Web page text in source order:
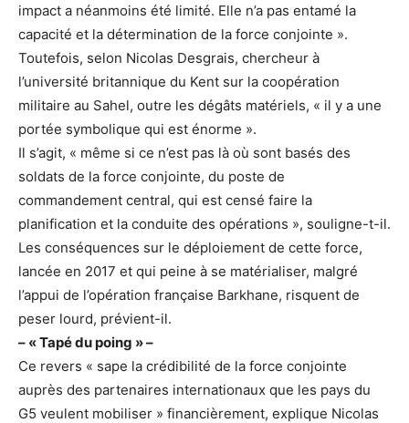
impact a néanmoins été limité. Elle n’a pas entamé la
capacité et la détermination de la force conjointe ».
Toutefois, selon Nicolas Desgrais, chercheur à
l’université britannique du Kent sur la coopération
militaire au Sahel, outre les dégâts matériels, « il y a une
portée symbolique qui est énorme ».
Il s’agit, « même si ce n’est pas là où sont basés des
soldats de la force conjointe, du poste de
commandement central, qui est censé faire la
planification et la conduite des opérations », souligne-t-il.
Les conséquences sur le déploiement de cette force,
lancée en 2017 et qui peine à se matérialiser, malgré
l’appui de l’opération française Barkhane, risquent de
peser lourd, prévient-il.
– « Tapé du poing » –
Ce revers « sape la crédibilité de la force conjointe
auprès des partenaires internationaux que les pays du
G5 veulent mobiliser » financièrement, explique Nicolas